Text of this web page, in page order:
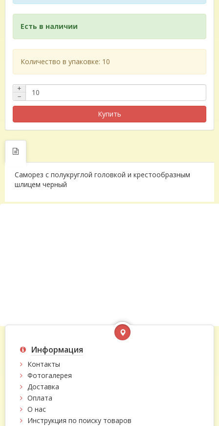
Есть в наличии
Количество в упаковке: 10
+
−
Купить
Саморез с полукруглой головкой и крестообразным
шлицем черный
Информация
Контакты
Фотогалерея
Доставка
Оплата
О нас
Инструкция по поиску товаров